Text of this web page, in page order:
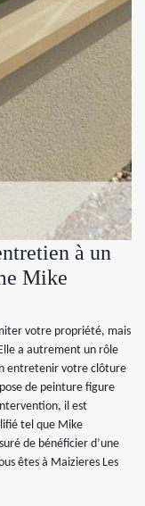
à un
Mike
votre propriété, mais
a autrement un rôle
entretenir votre clôture
de peinture figure
il est
tel que Mike
de bénéficier d’une
êtes à Maizieres Les